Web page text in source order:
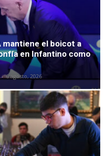
mantiene el boicot a
en Infantino como
- 6 agosto, 2026